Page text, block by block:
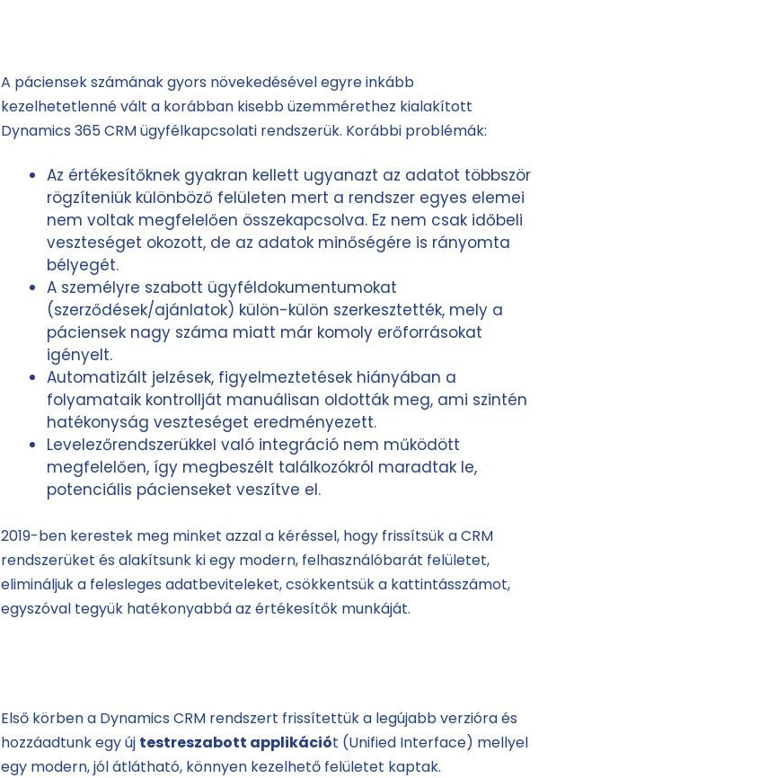
A páciensek számának gyors növekedésével egyre inkább
kezelhetetlenné vált a korábban kisebb üzemmérethez kialakított
Dynamics 365 CRM ügyfélkapcsolati rendszerük. Korábbi problémák:
Az értékesítőknek gyakran kellett ugyanazt az adatot többször
rögzíteniük különböző felületen mert a rendszer egyes elemei
nem voltak megfelelően összekapcsolva. Ez nem csak időbeli
veszteséget okozott, de az adatok minőségére is rányomta
bélyegét.
A személyre szabott ügyféldokumentumokat
(szerződések/ajánlatok) külön-külön szerkesztették, mely a
páciensek nagy száma miatt már komoly erőforrásokat
igényelt.
Automatizált jelzések, figyelmeztetések hiányában a
folyamataik kontrollját manuálisan oldották meg, ami szintén
hatékonyság veszteséget eredményezett.
Levelezőrendszerükkel való integráció nem működött
megfelelően, így megbeszélt találkozókról maradtak le,
potenciális pácienseket veszítve el.
2019-ben kerestek meg minket azzal a kéréssel, hogy frissítsük a CRM
rendszerüket és alakítsunk ki egy modern, felhasználóbarát felületet,
elimináljuk a felesleges adatbeviteleket, csökkentsük a kattintásszámot,
egyszóval tegyük hatékonyabbá az értékesítők munkáját.
Első körben a Dynamics CRM rendszert frissítettük a legújabb verzióra és
hozzáadtunk egy új testreszabott applikációt (Unified Interface) mellyel
egy modern, jól átlátható, könnyen kezelhető felületet kaptak.